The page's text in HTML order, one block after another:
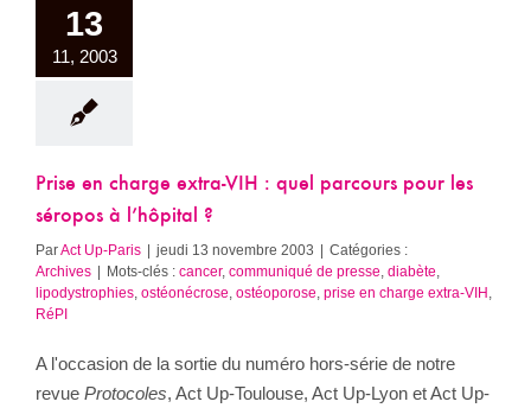
13
11, 2003
Prise en charge extra-VIH : quel parcours pour les
séropos à l’hôpital ?
ParAct Up-Paris | jeudi 13 novembre 2003 | Catégories :
Archives | Mots-clés : cancer, communiqué de presse diabète
lipodystrophies ostéonécrose ostéoporose prise en charge extra-VIH
RéPI
A l'occasion de la sortie du numéro hors-série de notre
revue Protocoles, Act Up-Toulouse, Act Up-Lyon et Act Up-